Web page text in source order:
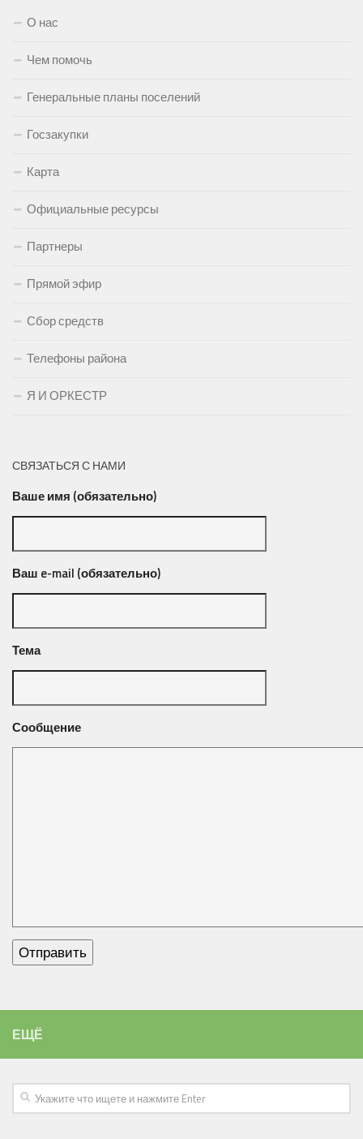
О нас
Чем помочь
Генеральные планы поселений
Госзакупки
Карта
Официальные ресурсы
Партнеры
Прямой эфир
Сбор средств
Телефоны района
Я И ОРКЕСТР
СВЯЗАТЬСЯ С НАМИ
Ваше имя (обязательно)
Ваш e-mail (обязательно)
Тема
Сообщение
ЕЩЁ